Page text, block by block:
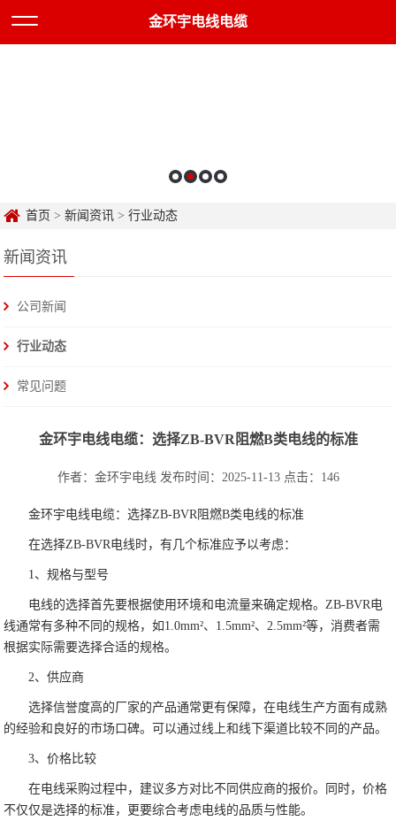
金环宇电线电缆
首页 >新闻资讯 >行业动态
新闻资讯
公司新闻
行业动态
常见问题
金环宇电线电缆：选择ZB-BVR阻燃B类电线的标准
作者： 金环宇电线 发布时间：2025-11-13 点击： 146
金环宇电线电缆：选择ZB-BVR阻燃B类电线的标准
在选择ZB-BVR电线时，有几个标准应予以考虑：
1、规格与型号
电线的选择首先要根据使用环境和电流量来确定规格。ZB-BVR电
线通常有多种不同的规格，如1.0mm²、1.5mm²、2.5mm²等，消费者需
根据实际需要选择合适的规格。
2、供应商
选择信誉度高的厂家的产品通常更有保障，在电线生产方面有成熟
的经验和良好的市场口碑。可以通过线上和线下渠道比较不同的产品。
3、价格比较
在电线采购过程中，建议多方对比不同供应商的报价。同时，价格
不仅仅是选择的标准，更要综合考虑电线的品质与性能。